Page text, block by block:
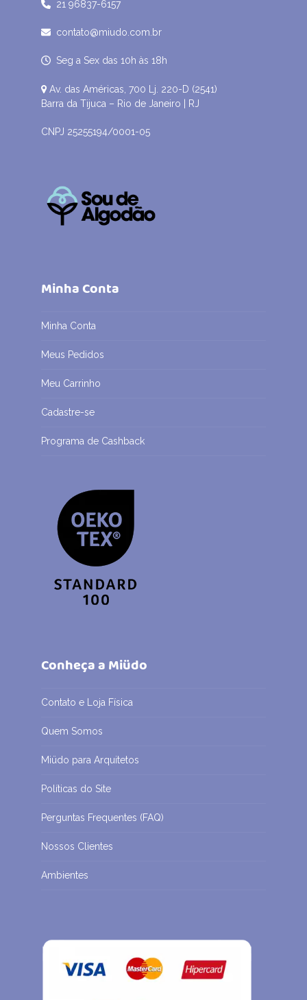
21 96837-6157
contato@miudo.com.br
Seg a Sex das 10h às 18h
Av. das Américas, 700 Lj. 220-D (2541)
Barra da Tijuca – Rio de Janeiro | RJ
CNPJ 25255194/0001-05
Minha Conta
Minha Conta
Meus Pedidos
Meu Carrinho
Cadastre-se
Programa de Cashback
Conheça a Miüdo
Contato e Loja Física
Quem Somos
Miüdo para Arquitetos
Políticas do Site
Perguntas Frequentes (FAQ)
Nossos Clientes
Ambientes